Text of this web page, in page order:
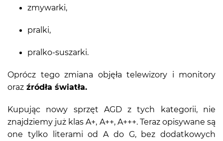
zmywarki,
pralki,
pralko-suszarki.
Oprócz tego zmiana objęła telewizory i monitory
oraz źródła światła.
Kupując nowy sprzęt AGD z tych kategorii, nie
znajdziemy już klas A+, A++, A+++. Teraz opisywane są
one tylko literami od A do G, bez dodatkowych